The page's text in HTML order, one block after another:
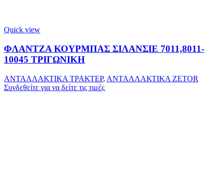
Quick view
ΦΛΑΝΤΖΑ ΚΟΥΡΜΠΑΣ ΣΙΛΑΝΣΙΕ 7011,8011-
10045 ΤΡΙΓΩΝΙΚΗ
ΑΝΤΑΛΛΑΚΤΙΚΑ ΤΡΑΚΤΕΡ, ΑΝΤΑΛΛΑΚΤΙΚΑ ZETOR
Συνδεθείτε για να δείτε τις τιμές